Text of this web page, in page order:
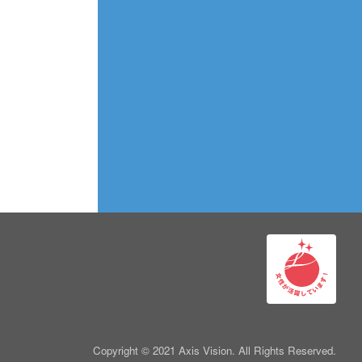
Copyright © 2021 Axis Vision. All Rights Reserved.